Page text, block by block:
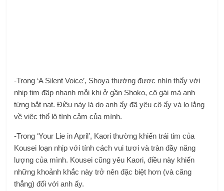
-Trong ‘A Silent Voice’, Shoya thường được nhìn thấy với
nhịp tim đập nhanh mỗi khi ở gần Shoko, cô gái mà anh
từng bắt nạt. Điều này là do anh ấy đã yêu cô ấy và lo lắng
về việc thổ lộ tình cảm của mình.
-Trong ‘Your Lie in April’, Kaori thường khiến trái tim của
Kousei loạn nhịp với tính cách vui tươi và tràn đầy năng
lượng của mình. Kousei cũng yêu Kaori, điều này khiến
những khoảnh khắc này trở nên đặc biệt hơn (và căng
thẳng) đối với anh ấy.